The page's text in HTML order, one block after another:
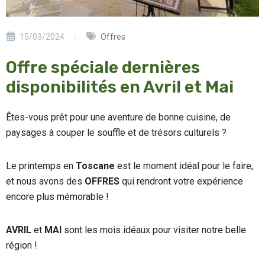
Offre spéciale dernières
disponibilités en Avril et Mai
Êtes-vous prêt pour une aventure de bonne cuisine, de
paysages à couper le souffle et de trésors culturels ?
Le printemps en Toscane est le moment idéal pour le faire,
et nous avons des OFFRES qui rendront votre expérience
encore plus mémorable !
AVRIL et MAI sont les mois idéaux pour visiter notre belle
région !
15/03/2024 Offres